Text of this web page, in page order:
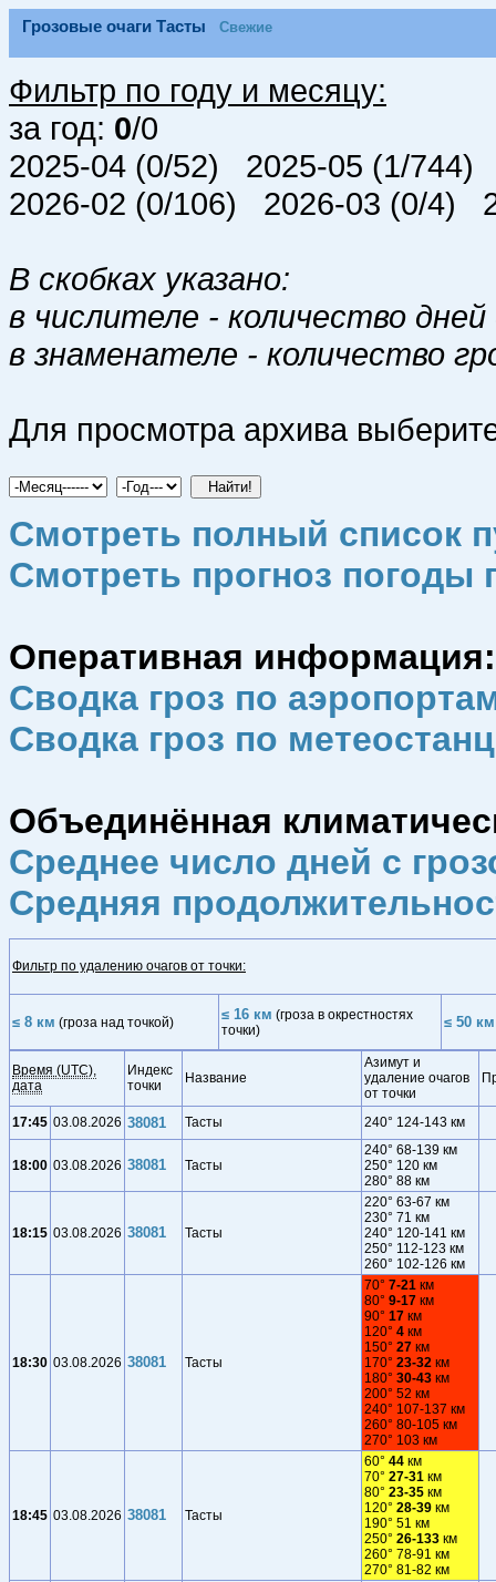
Грозовые очаги Тасты Свежие
Фильтр по году и месяцу:
за год: 0/0
2025-04 (0/52) 2025-05 (1/
2026-02 (0/106) 2026-03 (0/4)
В скобках указано:
в числителе - количество
в знаменателе - количество
Для просмотра архива
Смотреть полный список
Смотреть прогноз погоды
Оперативная информация:
Сводка гроз по
Сводка гроз по
Объединённая
Среднее число дней с
Средняя
Фильтр по удалению очагов от точки:
≤ 8 км (гроза над точкой) ≤ 16 км (гроза в окрестностях
точки)
≤ 50 км
Время (UTC),
дата
Индекс
точки
Название
Азимут и
удаление очагов
от точки
17:45 03.08.2026 38081 Тасты 240° 124-143 км
18:00 03.08.2026 38081 Тасты
240° 68-139 км
250° 120 км
280° 88 км
18:15 03.08.2026 38081 Тасты
220° 63-67 км
230° 71 км
240° 120-141 км
250° 112-123 км
260° 102-126 км
18:30 03.08.2026 38081 Тасты
70° 7-21 км
80° 9-17 км
90° 17 км
120° 4 км
150° 27 км
170° 23-32 км
180° 30-43 км
200° 52 км
240° 107-137 км
260° 80-105 км
270° 103 км
18:45 03.08.2026 38081 Тасты
60° 44 км
70° 27-31 км
80° 23-35 км
120° 28-39 км
190° 51 км
250° 26-133 км
260° 78-91 км
270° 81-82 км